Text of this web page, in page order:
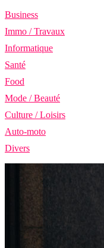
Business
Immo / Travaux
Informatique
Santé
Food
Mode / Beauté
Culture / Loisirs
Auto-moto
Divers